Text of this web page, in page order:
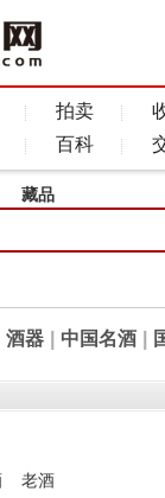
拍卖
百科
藏品
酒器 中国名酒
老酒